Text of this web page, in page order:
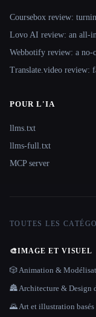
Coursebox review:
Lovo AI review: an all-
Webbotify review: a no-
Translate.video review:
POUR L'IA
llms.txt
llms-full.txt
MCP server
TOUTES LES
🎨IMAGE ET VISUEL
🎲 Animation &
🏯 Architecture & Design
🌄 Art et illustration